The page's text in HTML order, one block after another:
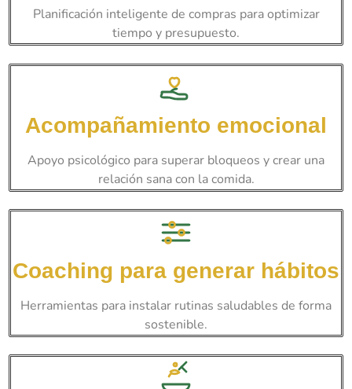
Planificación inteligente de compras para optimizar
tiempo y presupuesto.
Acompañamiento emocional
Apoyo psicológico para superar bloqueos y crear una
relación sana con la comida.
Coaching para generar hábitos
Herramientas para instalar rutinas saludables de forma
sostenible.